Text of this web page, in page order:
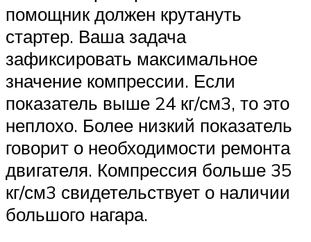
помощник должен крутануть
стартер. Ваша задача
зафиксировать максимальное
значение компрессии. Если
показатель выше 24 кг/см3, то это
неплохо. Более низкий показатель
говорит о необходимости ремонта
двигателя. Компрессия больше 35
кг/см3 свидетельствует о наличии
большого нагара.